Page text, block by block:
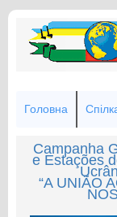
Головна
Campanha
e Estações
“A UNIÃO